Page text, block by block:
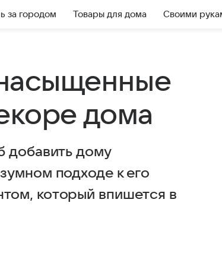
за городом Товары для дома Своими
дома
добавить дому
подходе к его
который впишется в